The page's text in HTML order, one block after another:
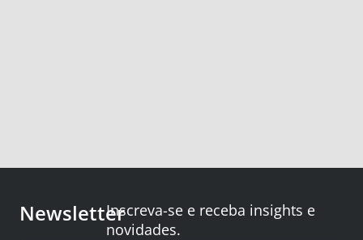
NewsletterInscreva-se e receba insights e
novidades.